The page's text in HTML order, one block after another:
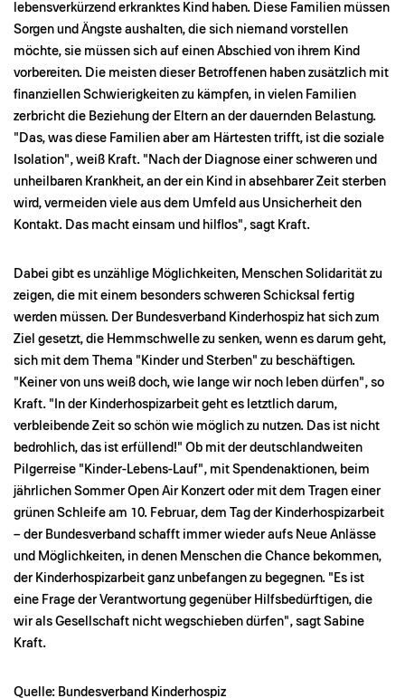
lebensverkürzend erkranktes Kind haben. Diese Familien müssen
Sorgen und Ängste aushalten, die sich niemand vorstellen
möchte, sie müssen sich auf einen Abschied von ihrem Kind
vorbereiten. Die meisten dieser Betroffenen haben zusätzlich mit
finanziellen Schwierigkeiten zu kämpfen, in vielen Familien
zerbricht die Beziehung der Eltern an der dauernden Belastung.
"Das, was diese Familien aber am Härtesten trifft, ist die soziale
Isolation", weiß Kraft. "Nach der Diagnose einer schweren und
unheilbaren Krankheit, an der ein Kind in absehbarer Zeit sterben
wird, vermeiden viele aus dem Umfeld aus Unsicherheit den
Kontakt. Das macht einsam und hilflos", sagt Kraft.
Dabei gibt es unzählige Möglichkeiten, Menschen Solidarität zu
zeigen, die mit einem besonders schweren Schicksal fertig
werden müssen. Der Bundesverband Kinderhospiz hat sich zum
Ziel gesetzt, die Hemmschwelle zu senken, wenn es darum geht,
sich mit dem Thema "Kinder und Sterben" zu beschäftigen.
"Keiner von uns weiß doch, wie lange wir noch leben dürfen", so
Kraft. "In der Kinderhospizarbeit geht es letztlich darum,
verbleibende Zeit so schön wie möglich zu nutzen. Das ist nicht
bedrohlich, das ist erfüllend!" Ob mit der deutschlandweiten
Pilgerreise "Kinder-Lebens-Lauf", mit Spendenaktionen, beim
jährlichen Sommer Open Air Konzert oder mit dem Tragen einer
grünen Schleife am 10. Februar, dem Tag der Kinderhospizarbeit
– der Bundesverband schafft immer wieder aufs Neue Anlässe
und Möglichkeiten, in denen Menschen die Chance bekommen,
der Kinderhospizarbeit ganz unbefangen zu begegnen. "Es ist
eine Frage der Verantwortung gegenüber Hilfsbedürftigen, die
wir als Gesellschaft nicht wegschieben dürfen", sagt Sabine
Kraft.
Quelle: Bundesverband Kinderhospiz